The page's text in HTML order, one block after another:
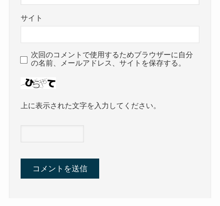
サイト
次回のコメントで使用するためブラウザーに自分
の名前、メールアドレス、サイトを保存する。
上に表示された文字を入力してください。